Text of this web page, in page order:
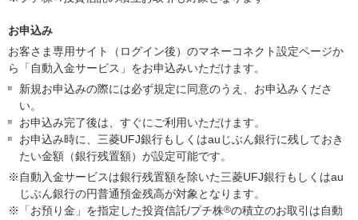
お申込み
お客さま専用サイト（ログイン後）のマネーコネクト設定ページか
ら「自動入金サービス」をお申込みいただけます。
新規お申込みの際には必ず規定に同意のうえ、お申込みくださ
い。
お申込み完了後は、すぐにご利用いただけます。
お申込み時に、三菱UFJ銀行もしくはauじぶん銀行に残しておき
たい金額（銀行残置額）が設定可能です。
※自動入金サービスは銀行残置額を除いた三菱UFJ銀行もしくはau
じぶん銀行の円普通預金残高が対象となります。
※「お預り金」を指定した投資信託/プチ株®の積立のお取引は自動